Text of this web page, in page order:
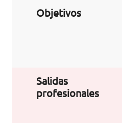
Objetivos
Salidas
profesionales